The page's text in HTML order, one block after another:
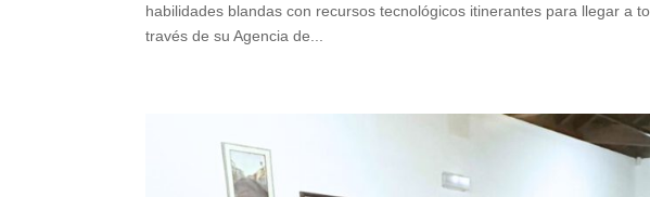
habilidades blandas con recursos tecnológicos itinerantes para llegar a
través de su Agencia de...